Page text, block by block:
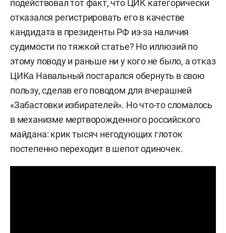
подействовал тот факт, что ЦИК категорически
отказался регистрировать его в качестве
кандидата в президенты РФ из-за наличия
судимости по тяжкой статье? Но иллюзий по
этому поводу и раньше ни у кого не было, а отказ
ЦИКа Навальный постарался обернуть в свою
пользу, сделав его поводом для вчерашней
«Забастовки избирателей». Но что-то сломалось
в механизме мертворожденного российского
майдана: крик тысяч негодующих глоток
постепенно переходит в шепот одиночек.